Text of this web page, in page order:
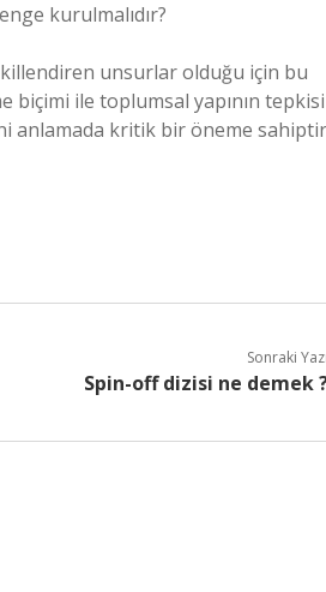
kurulmalıdır?
unsurlar olduğu için bu
biçimi ile toplumsal yapının tepkisi
anlamada kritik bir öneme
Sonraki
Spin-off dizisi ne demek